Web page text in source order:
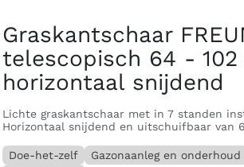
Graskantschaar
telescopisch 64 - 102
horizontaal snijdend
Lichte graskantschaar met in 7 standen
Horizontaal snijdend en uitschuifbaar van
Doe-het-zelf Gazonaanleg en onderhoud